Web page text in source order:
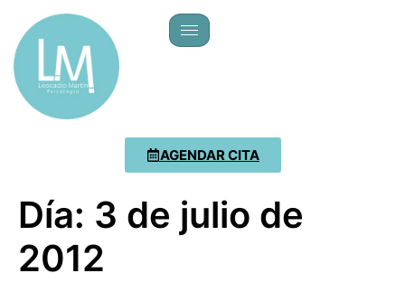
AGENDAR CITA
Día: 3 de julio de
2012